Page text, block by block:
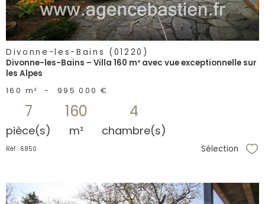
Divonne-les-Bains (01220)
Divonne-les-Bains – Villa 160 m² avec vue exceptionnelle sur
les Alpes
160 m² - 995 000 €
7
pièce(s)
160
m²
4
chambre(s)
Réf : 6850 Sélection